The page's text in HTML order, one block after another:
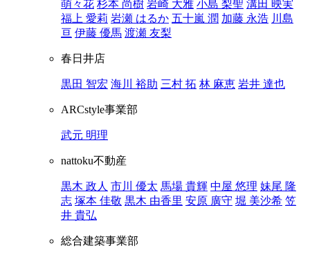
萌々花 杉本 尚樹 岩崎 大雅 小島 梨聖 溝田 映実
福上 愛莉 岩瀬 はるか 五十嵐 潤 加藤 永浩 川島
亘 伊藤 優馬 渡瀬 友梨
春日井店
黒田 智宏 海川 裕助 三村 拓 林 麻恵 岩井 達也
ARCstyle事業部
武元 明理
nattoku不動産
黒木 政人 市川 優太 馬場 貴輝 中屋 悠理 妹尾 隆
志 塚本 佳敬 黒木 由香里 安原 廣守 堀 美沙希 笠
井 貴弘
総合建築事業部